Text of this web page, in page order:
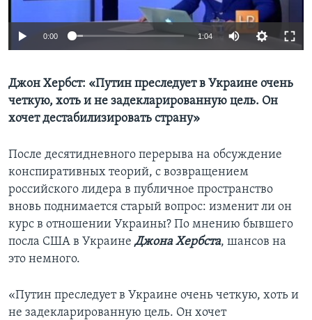
Learning English
Языки
0:00 1:04
Джон Хербст: «Путин преследует в Украине очень
четкую, хоть и не задекларированную цель. Он
хочет дестабилизировать страну»
После десятидневного перерыва на обсуждение
конспиративных теорий, с возвращением
российского лидера в публичное пространство
вновь поднимается старый вопрос: изменит ли он
курс в отношении Украины? По мнению бывшего
посла США в Украине Джона Хербста, шансов на
это немного.
«Путин преследует в Украине очень четкую, хоть и
не задекларированную цель. Он хочет